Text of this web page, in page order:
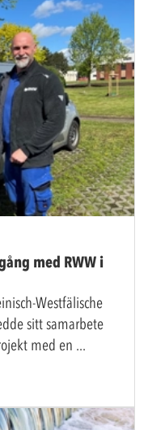
med RWW i
Westfälische
sitt samarbete
med en